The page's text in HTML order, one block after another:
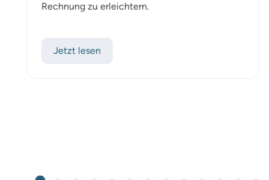
Rechnung zu erleichtern.
Jetzt lesen